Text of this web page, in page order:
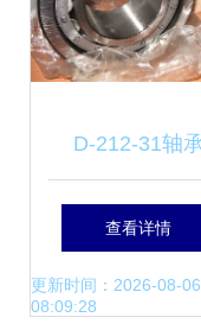
D-212-31轴
ROLLWAY授权
理 品质与专业的
查看详情
更新时间：2026-08-06
08:09:28